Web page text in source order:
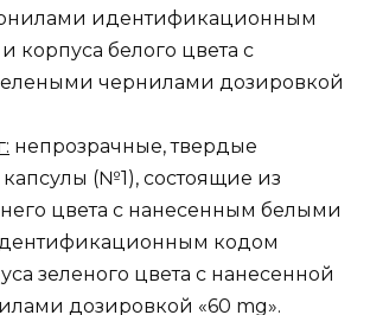
идентификационным
корпуса белого цвета с
чернилами дозировкой
непрозрачные, твердые
(№1), состоящие из
цвета с нанесенным белыми
кодом
зеленого цвета с нанесенной
дозировкой «60 mg».